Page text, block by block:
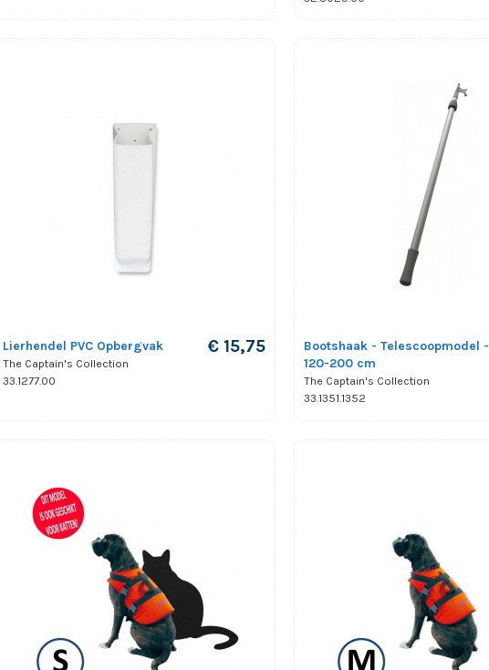
Lierhendel PVC Opbergvak
The Captain's Collection
33.1277.00
€ 15,75
Bootshaak - Telescoopmodel -
120-200 cm
The Captain's Collection
33.1351.1352